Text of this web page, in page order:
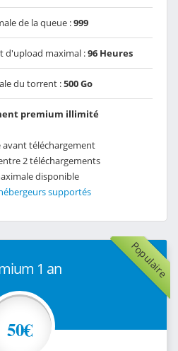
de la queue :999
d'upload maximal :96 Heures
du torrent :500 Go
premium illimité
avant téléchargement
2 téléchargements
disponible
supportés
Populaire
1 an
50€